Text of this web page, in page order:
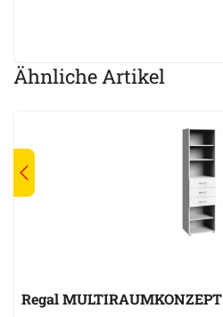
Ähnliche Artikel
Regal MULTIRAUMKONZEPT